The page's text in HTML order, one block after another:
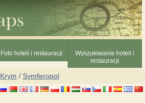
Foto hoteli i restauracji
Wyszukiwanie hoteli i
restauracji
Krym / Symferopol